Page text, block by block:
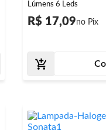
Lúmens 6 Leds
R$ 17,09